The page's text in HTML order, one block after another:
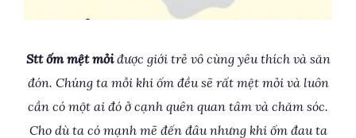
Stt ốm mệt mỏiđược giới trẻ vô cùng yêu thích và săn
đón. Chúng ta mỗi khi ốm đều sẽ rất mệt mỏi và luôn
cần có một ai đó ở cạnh quên quan tâm và chăm sóc.
Cho dù ta có mạnh mẽ đến đâu nhưng khi ốm đau ta